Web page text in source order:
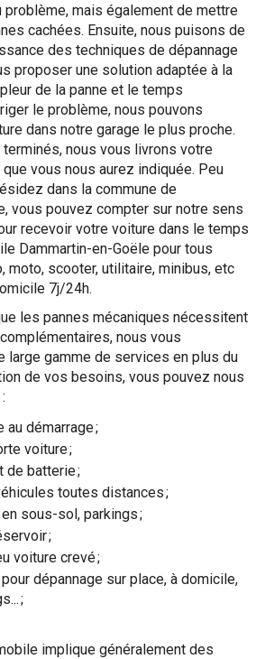
mais également de mettre
cachées. Ensuite, nous puisons de
des techniques de dépannage
proposer une solution adaptée à la
de la panne et le temps
le problème, nous pouvons
dans notre garage le plus proche.
nous vous livrons votre
vous nous aurez indiquée. Peu
dans la commune de
vous pouvez compter sur notre sens
recevoir votre voiture dans le temps
Dammartin-en-Goële pour tous
moto, scooter, utilitaire, minibus, etc
7j/24h.
les pannes mécaniques nécessitent
nous vous
large gamme de services en plus du
de vos besoins, vous pouvez nous
démarrage ;
voiture ;
de batterie ;
toutes distances ;
sous-sol, parkings ;
;
voiture crevé ;
dépannage sur place, à domicile,
;
implique généralement des